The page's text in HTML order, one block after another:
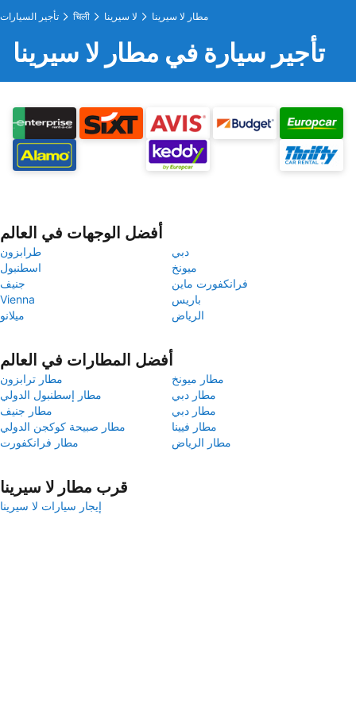
تأجير السيارات चिली لا سيرينا مطار لا سيرينا
تأجير سيارة في مطار لا سيرينا
أفضل الوجهات في العالم
طرابزون
دبي
اسطنبول
ميونخ
جنيف
فرانكفورت ماين
Vienna
باريس
ميلانو
الرياض
أفضل المطارات في العالم
مطار ترابزون
مطار ميونخ
مطار إسطنبول الدولي
مطار دبي
مطار جنيف
مطار دبي
مطار صبيحة كوكجن الدولي
مطار فيينا
مطار فرانكفورت
مطار الرياض
قرب مطار لا سيرينا
إيجار سيارات لا سيرينا